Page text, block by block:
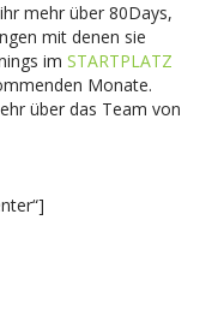
mehr über 80Days,
mit denen sie
im STARTPLATZ
Monate.
über das Team von